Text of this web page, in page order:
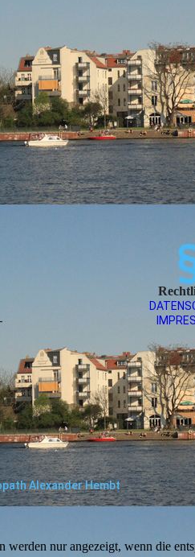
Alexander Hembt
nur angezeigt, wenn die